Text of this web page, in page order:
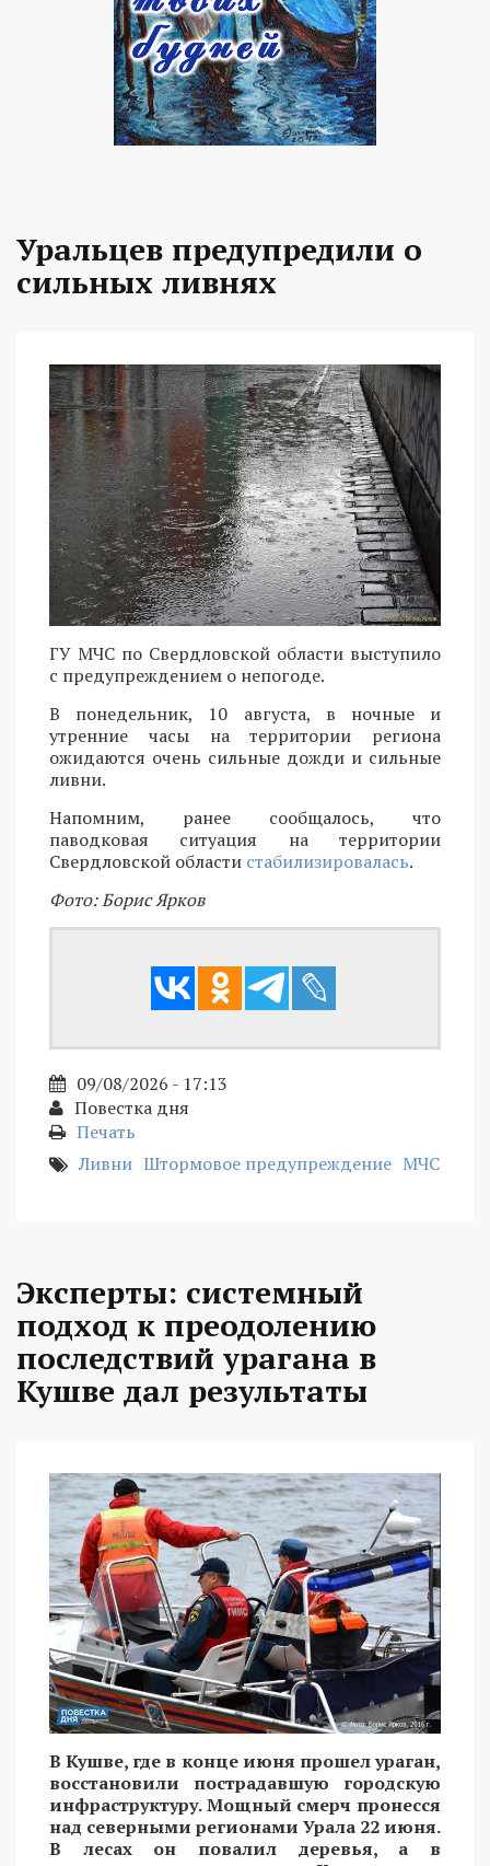
Уральцев предупредили о
сильных ливнях
ГУ МЧС по Свердловской области выступило
с предупреждением о непогоде.
В понедельник, 10 августа, в ночные и
утренние часы на территории региона
ожидаются очень сильные дожди и сильные
ливни.
Напомним, ранее сообщалось, что
паводковая ситуация на территории
Свердловской области стабилизировалась.
Фото: Борис Ярков
09/08/2026 - 17:13
Повестка дня
Печать
Ливни Штормовое предупреждение МЧС
Эксперты: системный
подход к преодолению
последствий урагана в
Кушве дал результаты
В Кушве, где в конце июня прошел ураган,
восстановили пострадавшую городскую
инфраструктуру. Мощный смерч пронесся
над северными регионами Урала 22 июня.
В лесах он повалил деревья, а в